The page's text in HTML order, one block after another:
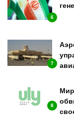
6
7
8